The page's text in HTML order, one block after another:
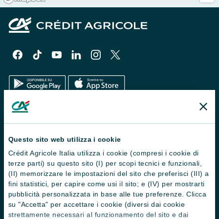
Questo sito web utilizza i cookie
Crédit Agricole Italia utilizza i cookie (compresi i cookie di
terze parti) su questo sito (I) per scopi tecnici e funzionali,
(II) memorizzare le impostazioni del sito che preferisci (III) a
fini statistici, per capire come usi il sito; e (IV) per mostrarti
pubblicità personalizzata in base alle tue preferenze. Clicca
su "Accetta" per accettare i cookie (diversi dai cookie
strettamente necessari al funzionamento del sito e dai
Trova filiali
Contattaci
Domande frequenti
Successioni
Servizi e pagamenti digitali